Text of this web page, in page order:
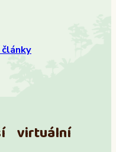
virtuální